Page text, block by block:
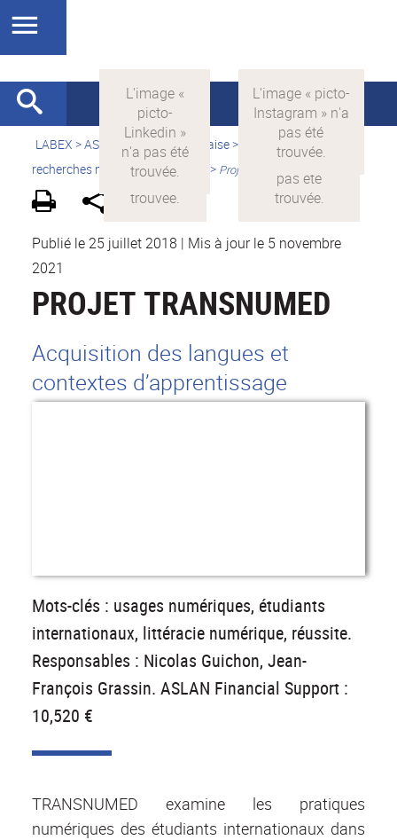
LABEX >ASLAN > Version française>
Quelles sont les
recherches menées par ASLAN ?
> Projets financés par ASLAN
Publié le 25 juillet 2018 | Mis à jour le 5 novembre
2021
PROJET TRANSNUMED
Acquisition des langues et
contextes d’apprentissage
Mots-clés : usages numériques, étudiants
internationaux, littéracie numérique, réussite.
Responsables : Nicolas Guichon, Jean-
François Grassin. ASLAN Financial Support :
10,520 €
TRANSNUMED examine les pratiques
numériques des étudiants internationaux dans